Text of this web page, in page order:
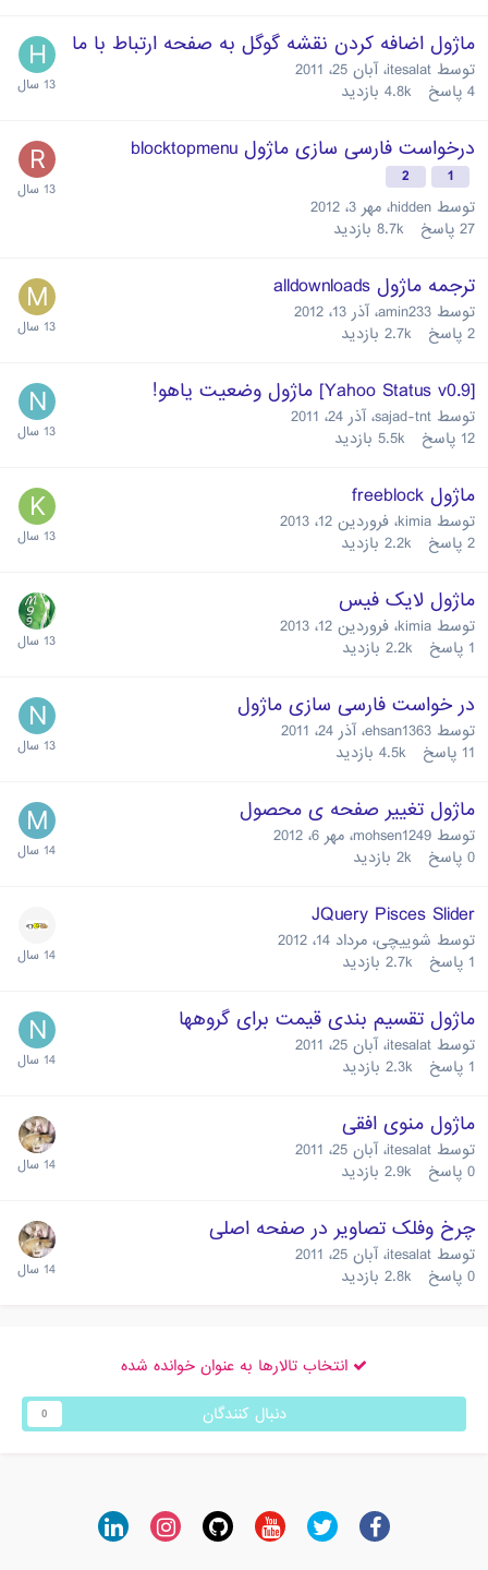
ماژول اضافه کردن نقشه گوگل به صفحه ارتباط با ما
توسط itesalat،آبان 25، 2011
4 پاسخ 4.8k بازدید
درخواست فارسی سازی ماژول blocktopmenu
1
2
توسط hidden، مهر 3، 2012
27 پاسخ 8.7k بازدید
ترجمه ماژول alldownloads
توسط amin233،آذر 13، 2012
2 پاسخ 2.7k بازدید
[Yahoo Status v0.9] ماژول وضعيت ياهو!
توسط sajad-tnt،آذر 24، 2011
12 پاسخ 5.5k بازدید
ماژول freeblock
توسط kimia، فروردین 12، 2013
2 پاسخ 2.2k بازدید
ماژول لایک فیس
توسط kimia، فروردین 12، 2013
1 پاسخ 2.2k بازدید
در خواست فارسی سازی ماژول
توسط ehsan1363،آذر 24، 2011
11 پاسخ 4.5k بازدید
ماژول تغییر صفحه ی محصول
توسط mohsen1249، مهر 6، 2012
0 پاسخ 2k بازدید
JQuery Pisces Slider
توسط شوییچی، مرداد 14، 2012
1 پاسخ 2.7k بازدید
ماژول تقسیم بندی قیمت برای گروهها
توسط itesalat،آبان 25، 2011
1 پاسخ 2.3k بازدید
ماژول منوی افقی
توسط itesalat،آبان 25، 2011
0 پاسخ 2.9k بازدید
چرخ وفلک تصاویر در صفحه اصلی
توسط itesalat،آبان 25، 2011
0 پاسخ 2.8k بازدید
انتخاب تالارها به عنوان خوانده شده
دنبال کنندگان
0